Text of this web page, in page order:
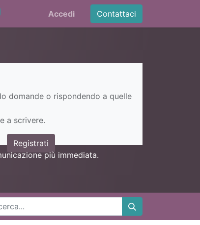
Accedi Contattaci
domande o rispondendo a quelle
a scrivere.
Registrati
più immediata.